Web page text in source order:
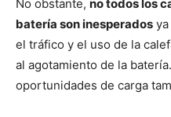
No obstante, no todos los
batería son inesperados
el tráfico y el uso de la
al agotamiento de la
oportunidades de carga